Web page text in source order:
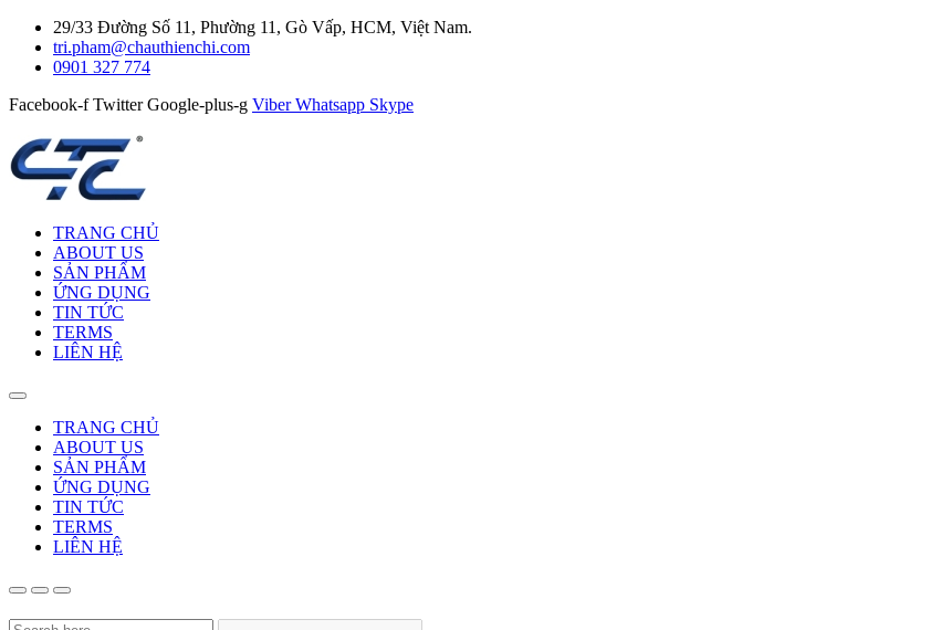
29/33 Đường Số 11, Phường 11, Gò Vấp, HCM, Việt Nam.
tri.pham@chauthienchi.com
0901 327 774
Facebook-f Twitter Google-plus-g Viber Whatsapp Skype
TRANG CHỦ
ABOUT US
SẢN PHẨM
ỨNG DỤNG
TIN TỨC
TERMS
LIÊN HỆ
TRANG CHỦ
ABOUT US
SẢN PHẨM
ỨNG DỤNG
TIN TỨC
TERMS
LIÊN HỆ